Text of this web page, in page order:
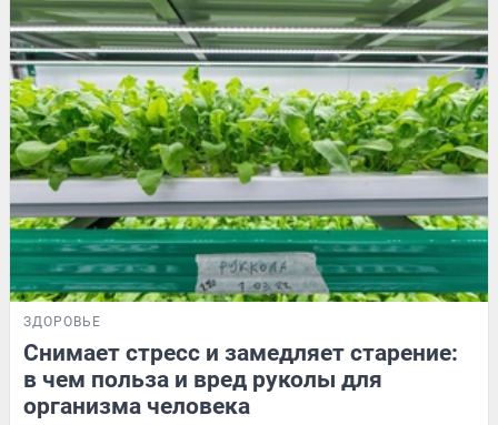
ЗДОРОВЬЕ
Снимает стресс и замедляет старение:
в чем польза и вред руколы для
организма человека